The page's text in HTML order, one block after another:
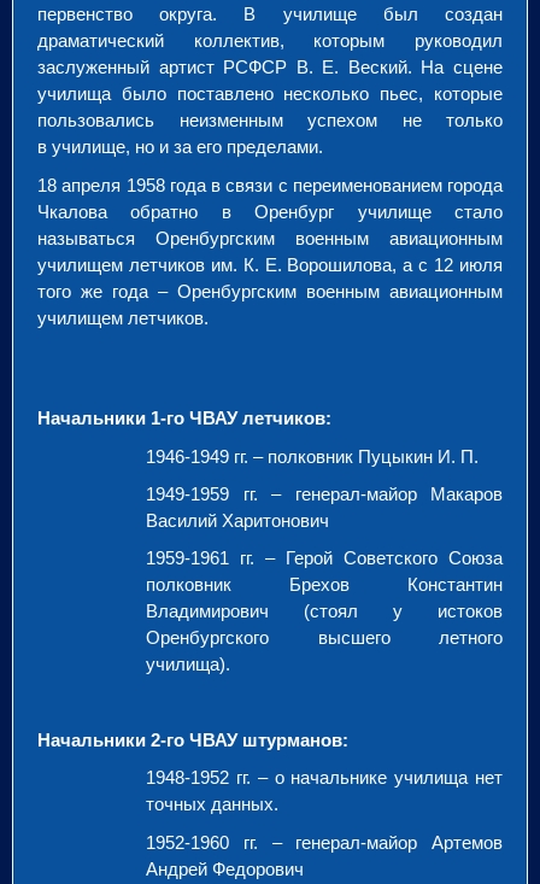
первенство округа. В училище был создан
драматический коллектив, которым руководил
заслуженный артист РСФСР В. Е. Веский. На сцене
училища было поставлено несколько пьес, которые
пользовались неизменным успехом не только
в училище, но и за его пределами.
18 апреля 1958 года в связи с переименованием города
Чкалова обратно в Оренбург училище стало
называться Оренбургским военным авиационным
училищем летчиков им. К. Е. Ворошилова, а с 12 июля
того же года – Оренбургским военным авиационным
училищем летчиков.
Начальники 1-го ЧВАУ летчиков:
1946-1949 гг. – полковник Пуцыкин И. П.
1949-1959 гг. – генерал-майор Макаров
Василий Харитонович
1959-1961 гг. – Герой Советского Союза
полковник Брехов Константин
Владимирович (стоял у истоков
Оренбургского высшего летного
училища).
Начальники 2-го ЧВАУ штурманов:
1948-1952 гг. – о начальнике училища нет
точных данных.
1952-1960 гг. – генерал-майор Артемов
Андрей Федорович